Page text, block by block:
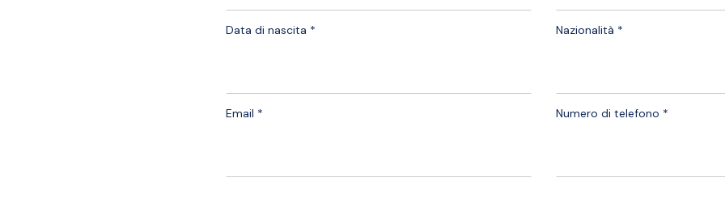
Data di nascita * Nazionalità *
Email * Numero di telefono *